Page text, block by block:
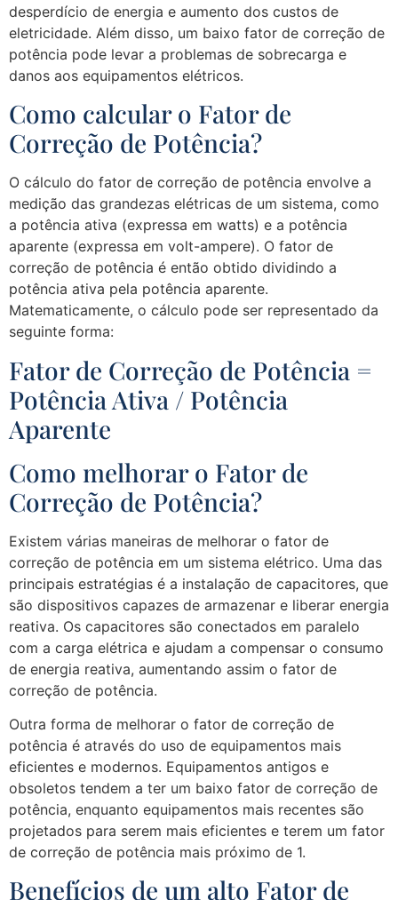
desperdício de energia e aumento dos custos de
eletricidade. Além disso, um baixo fator de correção de
potência pode levar a problemas de sobrecarga e
danos aos equipamentos elétricos.
Como calcular o Fator de
Correção de Potência?
O cálculo do fator de correção de potência envolve a
medição das grandezas elétricas de um sistema, como
a potência ativa (expressa em watts) e a potência
aparente (expressa em volt-ampere). O fator de
correção de potência é então obtido dividindo a
potência ativa pela potência aparente.
Matematicamente, o cálculo pode ser representado da
seguinte forma:
Fator de Correção de Potência =
Potência Ativa / Potência
Aparente
Como melhorar o Fator de
Correção de Potência?
Existem várias maneiras de melhorar o fator de
correção de potência em um sistema elétrico. Uma das
principais estratégias é a instalação de capacitores, que
são dispositivos capazes de armazenar e liberar energia
reativa. Os capacitores são conectados em paralelo
com a carga elétrica e ajudam a compensar o consumo
de energia reativa, aumentando assim o fator de
correção de potência.
Outra forma de melhorar o fator de correção de
potência é através do uso de equipamentos mais
eficientes e modernos. Equipamentos antigos e
obsoletos tendem a ter um baixo fator de correção de
potência, enquanto equipamentos mais recentes são
projetados para serem mais eficientes e terem um fator
de correção de potência mais próximo de 1.
Benefícios de um alto Fator de